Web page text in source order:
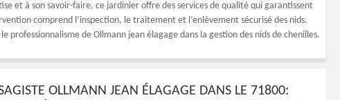
et à son savoir-faire, ce jardinier offre des services de qualité qui garantissent
comprend l’inspection, le traitement et l’enlèvement sécurisé des nids.
professionnalisme de Ollmann jean élagage dans la gestion des nids de chenilles.
OLLMANN JEAN ÉLAGAGE DANS LE 71800: